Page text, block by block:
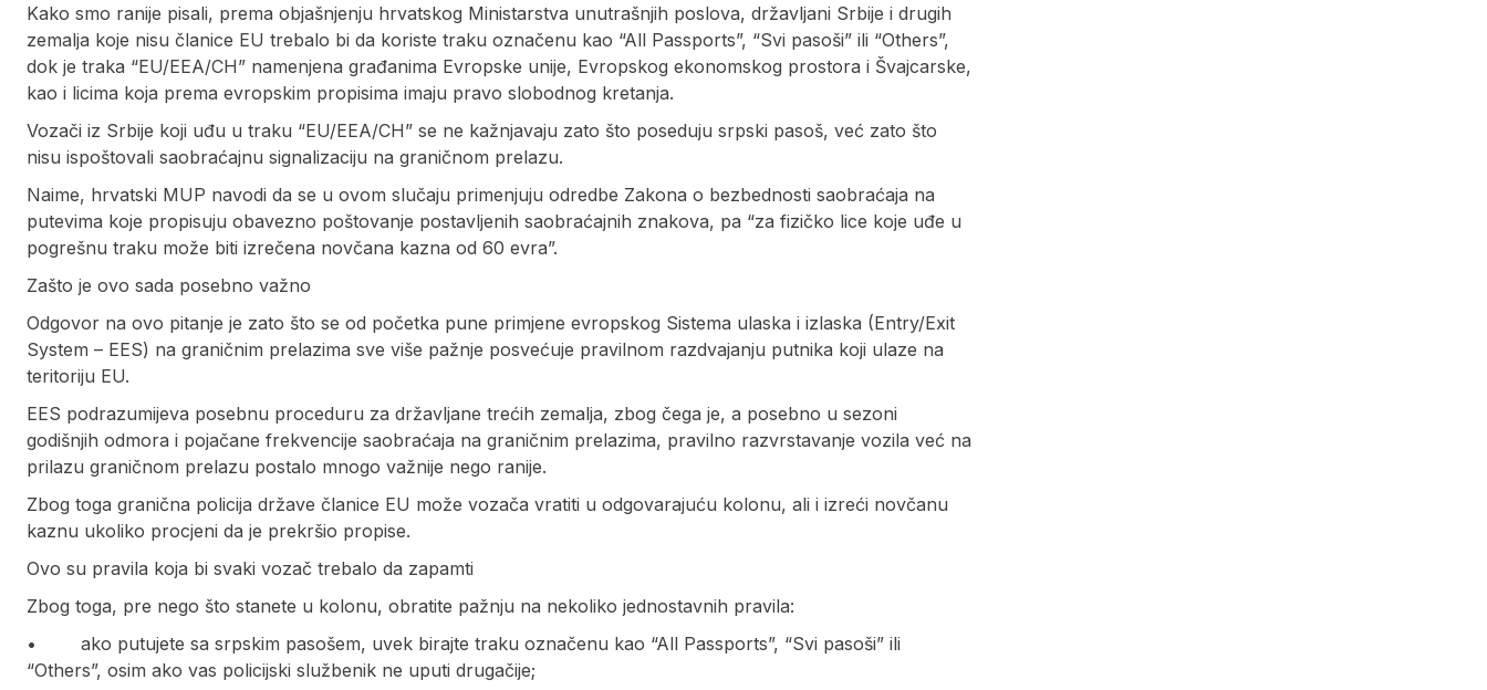
Kako smo ranije pisali, prema objašnjenju hrvatskog Ministarstva unutrašnjih poslova, državljani Srbije i drugih
zemalja koje nisu članice EU trebalo bi da koriste traku označenu kao “All Passports”, “Svi pasoši” ili “Others”,
dok je traka “EU/EEA/CH” namenjena građanima Evropske unije, Evropskog ekonomskog prostora i Švajcarske,
kao i licima koja prema evropskim propisima imaju pravo slobodnog kretanja.
Vozači iz Srbije koji uđu u traku “EU/EEA/CH” se ne kažnjavaju zato što poseduju srpski pasoš, već zato što
nisu ispoštovali saobraćajnu signalizaciju na graničnom prelazu.
Naime, hrvatski MUP navodi da se u ovom slučaju primenjuju odredbe Zakona o bezbednosti saobraćaja na
putevima koje propisuju obavezno poštovanje postavljenih saobraćajnih znakova, pa “za fizičko lice koje uđe u
pogrešnu traku može biti izrečena novčana kazna od 60 evra”.
Zašto je ovo sada posebno važno
Odgovor na ovo pitanje je zato što se od početka pune primjene evropskog Sistema ulaska i izlaska (Entry/Exit
System – EES) na graničnim prelazima sve više pažnje posvećuje pravilnom razdvajanju putnika koji ulaze na
teritoriju EU.
EES podrazumijeva posebnu proceduru za državljane trećih zemalja, zbog čega je, a posebno u sezoni
godišnjih odmora i pojačane frekvencije saobraćaja na graničnim prelazima, pravilno razvrstavanje vozila već na
prilazu graničnom prelazu postalo mnogo važnije nego ranije.
Zbog toga granična policija države članice EU može vozača vratiti u odgovarajuću kolonu, ali i izreći novčanu
kaznu ukoliko procjeni da je prekršio propise.
Ovo su pravila koja bi svaki vozač trebalo da zapamti
Zbog toga, pre nego što stanete u kolonu, obratite pažnju na nekoliko jednostavnih pravila:
• ako putujete sa srpskim pasošem, uvek birajte traku označenu kao “All Passports”, “Svi pasoši” ili
“Others”, osim ako vas policijski službenik ne uputi drugačije;